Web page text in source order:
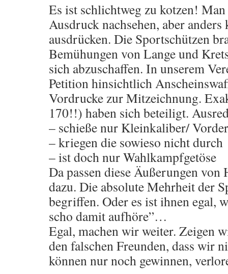
Es ist schlichtweg zu kotzen!
Ausdruck nachsehen, aber
ausdrücken. Die Sportschützen
Bemühungen von Lange und
sich abzuschaffen. In unserem
Petition hinsichtlich
Vordrucke zur Mitzeichnung.
170!!) haben sich beteiligt.
– schieße nur Kleinkaliber/
– kriegen die sowieso nicht durch
– ist doch nur Wahlkampfgetöse
Da passen diese Äußerungen
dazu. Die absolute Mehrheit der
begriffen. Oder es ist ihnen egal,
scho damit aufhöre”…
Egal, machen wir weiter. Zeigen
den falschen Freunden, dass wir
können nur noch gewinnen,